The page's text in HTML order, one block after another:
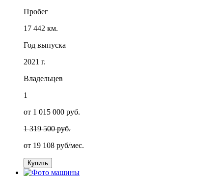
Пробег
17 442 км.
Год выпуска
2021 г.
Владельцев
1
от 1 015 000 руб.
1 319 500 руб.
от 19 108 руб/мес.
Купить